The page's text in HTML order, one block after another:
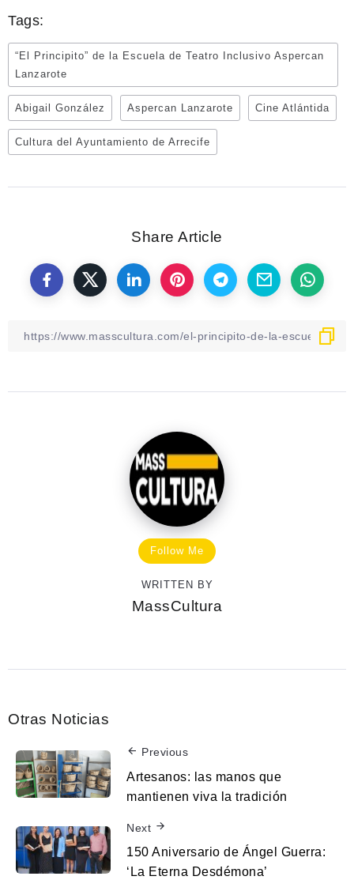
Tags:
“El Principito” de la Escuela de Teatro Inclusivo Aspercan
Lanzarote
Abigail González Aspercan Lanzarote Cine Atlántida
Cultura del Ayuntamiento de Arrecife
Share Article
Follow Me
WRITTEN BY
MassCultura
Otras Noticias
Previous
Artesanos: las manos que
mantienen viva la tradición
Next
150 Aniversario de Ángel Guerra:
‘La Eterna Desdémona’